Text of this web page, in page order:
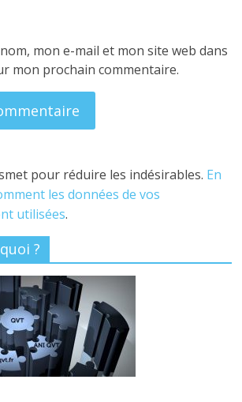
mon e-mail et mon site web dans
mon prochain commentaire.
pour réduire les indésirables. En
les données de vos
utilisées.
?